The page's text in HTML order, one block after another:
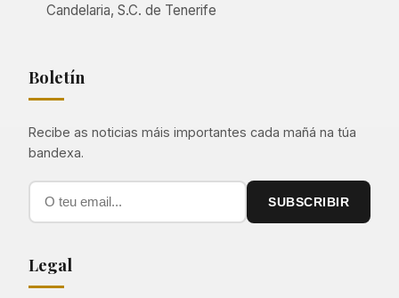
Candelaria, S.C. de Tenerife
Boletín
Recibe as noticias máis importantes cada mañá na túa
bandexa.
SUBSCRIBIR
Legal